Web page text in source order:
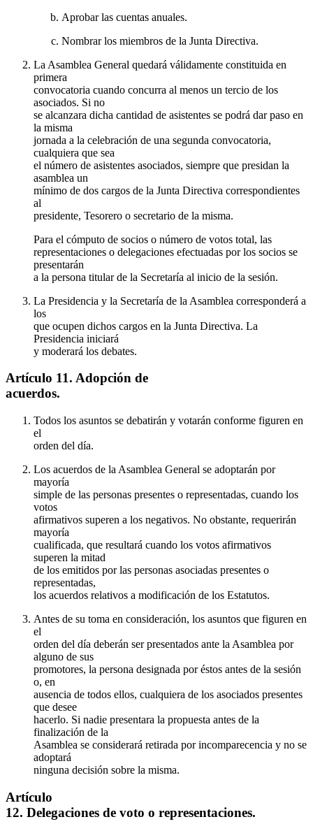
Aprobar las cuentas anuales.
Nombrar los miembros de la Junta Directiva.
La Asamblea General quedará válidamente constituida en
primera
convocatoria cuando concurra al menos un tercio de los
asociados. Si no
se alcanzara dicha cantidad de asistentes se podrá dar paso en
la misma
jornada a la celebración de una segunda convocatoria,
cualquiera que sea
el número de asistentes asociados, siempre que presidan la
asamblea un
mínimo de dos cargos de la Junta Directiva correspondientes
al
presidente, Tesorero o secretario de la misma.
Para el cómputo de socios o número de votos total, las
representaciones o delegaciones efectuadas por los socios se
presentarán
a la persona titular de la Secretaría al inicio de la sesión.
La Presidencia y la Secretaría de la Asamblea corresponderá a
los
que ocupen dichos cargos en la Junta Directiva. La
Presidencia iniciará
y moderará los debates.
Artículo 11. Adopción de
acuerdos.
Todos los asuntos se debatirán y votarán conforme figuren en
el
orden del día.
Los acuerdos de la Asamblea General se adoptarán por
mayoría
simple de las personas presentes o representadas, cuando los
votos
afirmativos superen a los negativos. No obstante, requerirán
mayoría
cualificada, que resultará cuando los votos afirmativos
superen la mitad
de los emitidos por las personas asociadas presentes o
representadas,
los acuerdos relativos a modificación de los Estatutos.
Antes de su toma en consideración, los asuntos que figuren en
el
orden del día deberán ser presentados ante la Asamblea por
alguno de sus
promotores, la persona designada por éstos antes de la sesión
o, en
ausencia de todos ellos, cualquiera de los asociados presentes
que desee
hacerlo. Si nadie presentara la propuesta antes de la
finalización de la
Asamblea se considerará retirada por incomparecencia y no se
adoptará
ninguna decisión sobre la misma.
Artículo
12. Delegaciones de voto o representaciones.